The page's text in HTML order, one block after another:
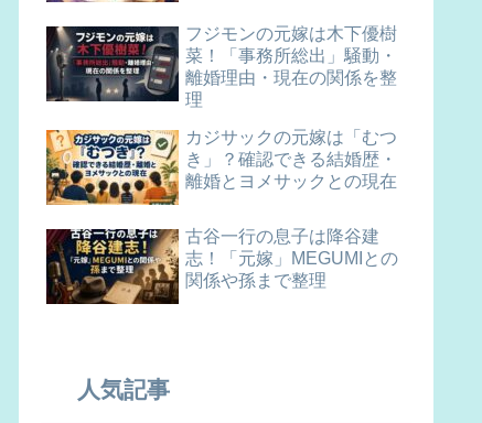
フジモンの元嫁は木下優樹
菜！「事務所総出」騒動・
離婚理由・現在の関係を整
理
カジサックの元嫁は「むつ
き」？確認できる結婚歴・
離婚とヨメサックとの現在
古谷一行の息子は降谷建
志！「元嫁」MEGUMIとの
関係や孫まで整理
人気記事